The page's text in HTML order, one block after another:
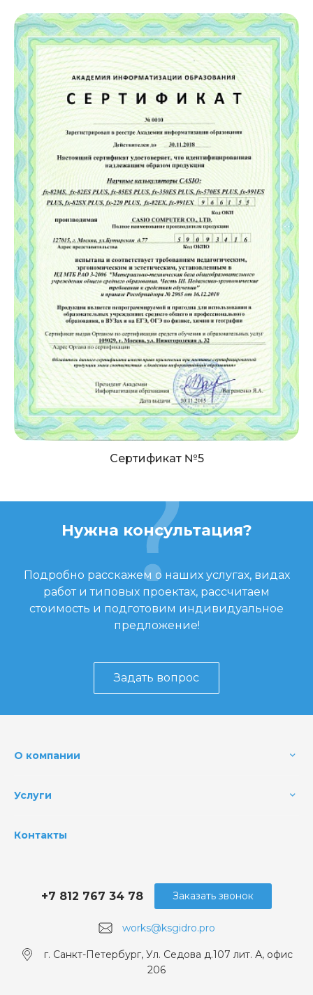
Сертификат №5
Нужна консультация?
Подробно расскажем о наших услугах, видах
работ и типовых проектах, рассчитаем
стоимость и подготовим индивидуальное
предложение!
Задать вопрос
О компании
Услуги
Контакты
works@ksgidro.pro
+7 812 767 34 78
г. Санкт-Петербург, Ул. Седова д.107 лит. А, офис
206
Заказать звонок